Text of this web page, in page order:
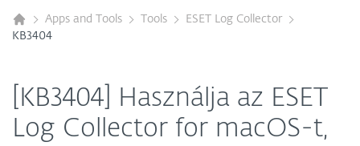
Apps and Tools Tools
ESET Log Collector
KB3404
[KB3404] Használja az ESET
Log Collector for macOS-t,